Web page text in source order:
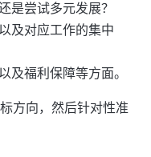
尝试多元发展？
及对应工作的集中
福利保障等方面。
方向，然后针对性准